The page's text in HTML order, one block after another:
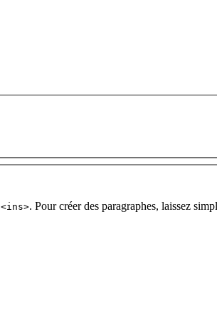
<ins>. Pour créer des paragraphes, laissez